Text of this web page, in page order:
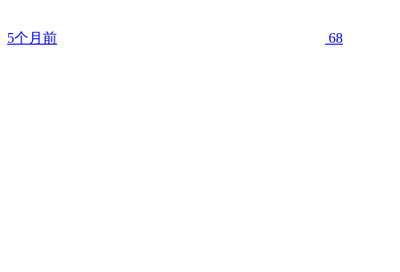
5个月前 68